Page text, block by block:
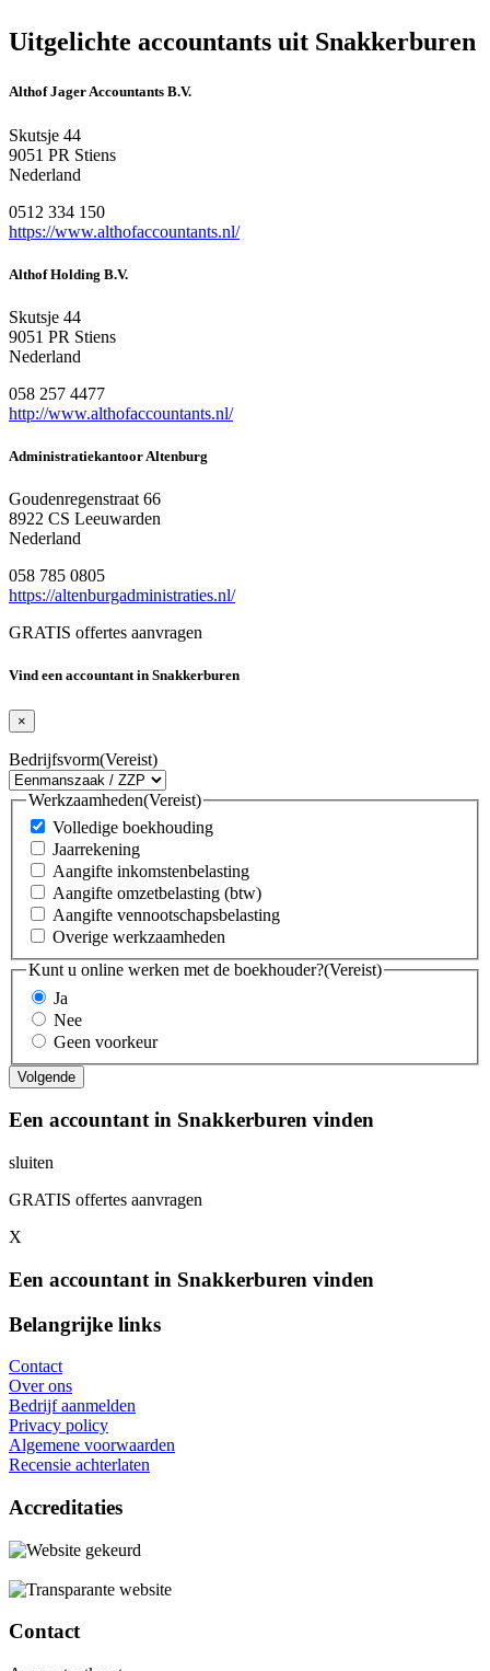
Uitgelichte accountants uit Snakkerburen
Althof Jager Accountants B.V.
Skutsje 44
9051 PR Stiens
Nederland
0512 334 150
https://www.althofaccountants.nl/
Althof Holding B.V.
Skutsje 44
9051 PR Stiens
Nederland
058 257 4477
http://www.althofaccountants.nl/
Administratiekantoor Altenburg
Goudenregenstraat 66
8922 CS Leeuwarden
Nederland
058 785 0805
https://altenburgadministraties.nl/
GRATIS offertes aanvragen
Vind een accountant in Snakkerburen
×
Bedrijfsvorm(Vereist)
Werkzaamheden(Vereist)
Volledige boekhouding
Jaarrekening
Aangifte inkomstenbelasting
Aangifte omzetbelasting (btw)
Aangifte vennootschapsbelasting
Overige werkzaamheden
Kunt u online werken met de boekhouder?(Vereist)
Ja
Nee
Geen voorkeur
Een accountant in Snakkerburen vinden
sluiten
GRATIS offertes aanvragen
X
Een accountant in Snakkerburen vinden
Belangrijke links
Contact
Over ons
Bedrijf aanmelden
Privacy policy
Algemene voorwaarden
Recensie achterlaten
Accreditaties
Contact